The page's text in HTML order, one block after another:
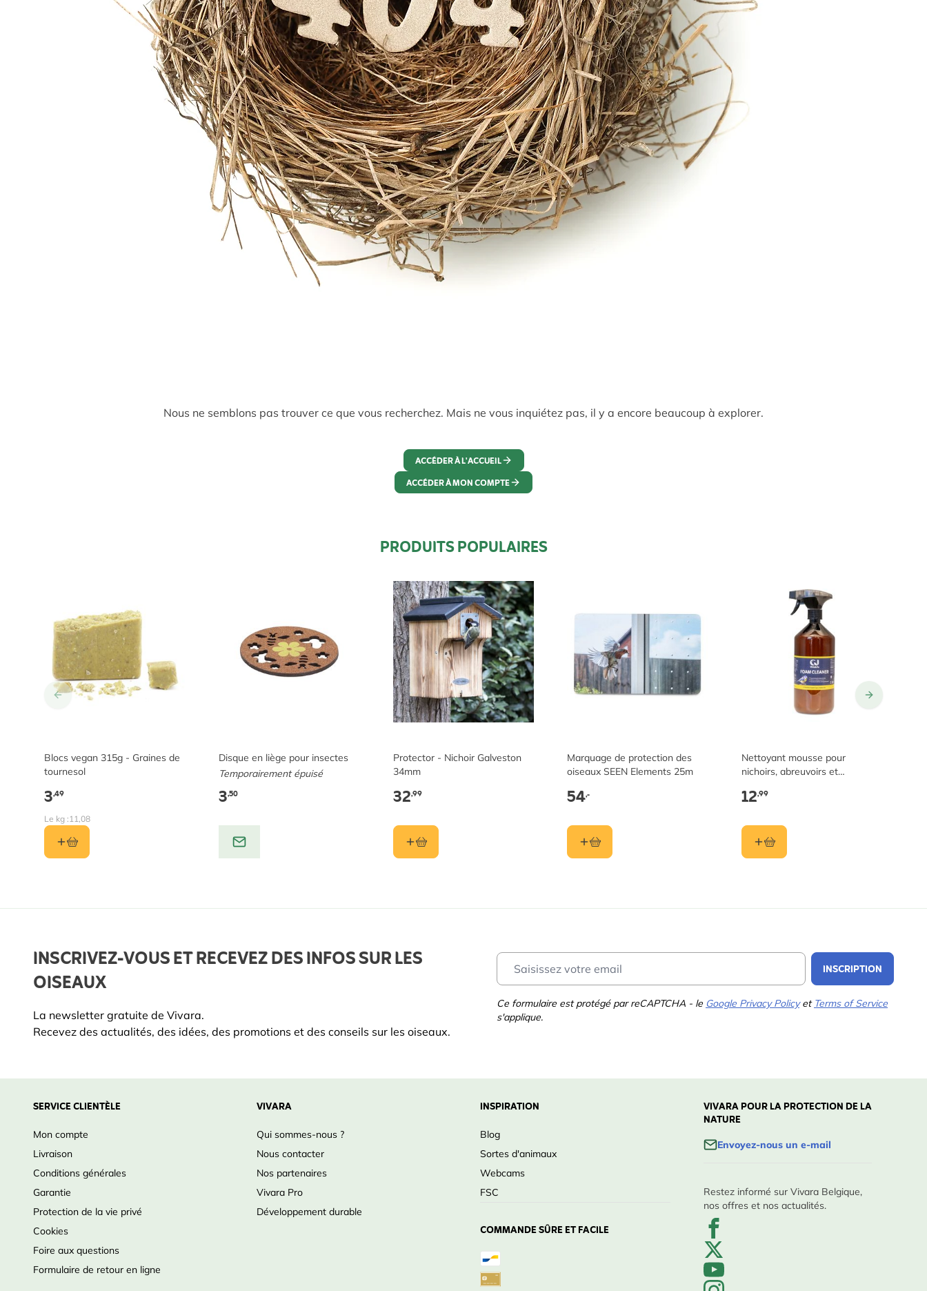
Nous ne semblons pas trouver ce que vous recherchez. Mais ne vous inquiétez pas, il y a encore beaucoup à explorer.
ACCÉDER À L'ACCUEIL
ACCÉDER À MON COMPTE
PRODUITS POPULAIRES
Blocs vegan 315g - Graines de
tournesol
3,49
Le kg : 11,08
Disque en liège pour insectes
Temporairement épuisé
3,50
Protector - Nichoir Galveston
34mm
32,99
Marquage de protection des
oiseaux SEEN Elements 25m
54,-
Nettoyant mousse pour
nichoirs, abreuvoirs et
12,99
INSCRIVEZ-VOUS ET RECEVEZ DES INFOS SUR LES
OISEAUX
La newsletter gratuite de Vivara.
Recevez des actualités, des idées, des promotions et des conseils sur les oiseaux.
INSCRIPTION
Ce formulaire est protégé par reCAPTCHA - le Google Privacy Policyet Terms of Service
s'applique.
SERVICE CLIENTÈLE
Mon compte
Livraison
Conditions générales
Garantie
Protection de la vie privé
Cookies
Foire aux questions
Formulaire de retour en ligne
VIVARA
Qui sommes-nous ?
Nous contacter
Nos partenaires
Vivara Pro
Développement durable
INSPIRATION
Blog
Sortes d'animaux
Webcams
FSC
COMMANDE SÛRE ET FACILE
VIVARA POUR LA PROTECTION DE LA
NATURE
Envoyez-nous un e-mail
Restez informé sur Vivara Belgique,
nos offres et nos actualités.